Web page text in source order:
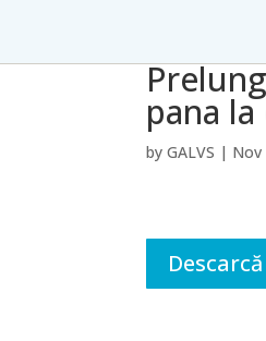
pana
byGALVS | Nov